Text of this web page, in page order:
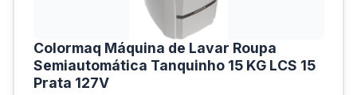
Colormaq Máquina de Lavar Roupa
Semiautomática Tanquinho 15 KG LCS 15
Prata 127V